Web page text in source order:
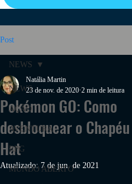
Post
NEWS
AÇÃO
AVENTURA
RPG
MUNDO ABERTO
NEWS
Pokémon GO: Como
desbloquear o
Hat
Natália Martin
23 de nov. de 2020 2 min de leitura
Atualizado: 7 de jun. de 2021